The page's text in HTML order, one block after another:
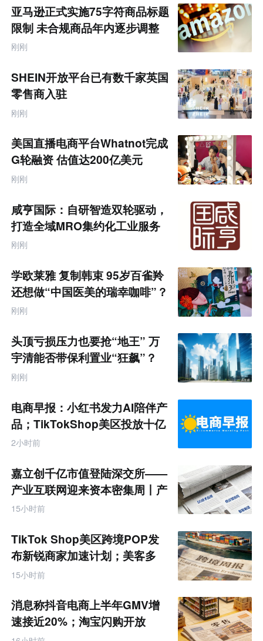
未
来
零
售
跨
境
产
业
互
联
网
题
亚马逊正式实施75字符商品标题
限制 未合规商品年内逐步调整
刚刚
SHEIN开放平台已有数千家英国
零售商入驻
刚刚
美国直播电商平台Whatnot完成
G轮融资 估值达200亿美元
刚刚
咸亨国际：自研智造双轮驱动，
打造全域MRO集约化工业服务
商
刚刚
学欧莱雅 复制韩束 95岁百雀羚
还想做“中国医美的瑞幸咖啡”？
刚刚
头顶亏损压力也要抢“地王” 万
宇清能否带保利置业“狂飙”？
刚刚
电商早报：小红书发力AI陪伴产
品；TikTokShop美区投放十亿
2小时前
嘉立创千亿市值登陆深交所——
产业互联网迎来资本密集周丨产
业互联网周报
15小时前
TikTok Shop美区跨境POP发
布新锐商家加速计划；美客多
Q2营收同增50%丨跨境电商周
15小时前
消息称抖音电商上半年GMV增
速接近20%；淘宝闪购开放